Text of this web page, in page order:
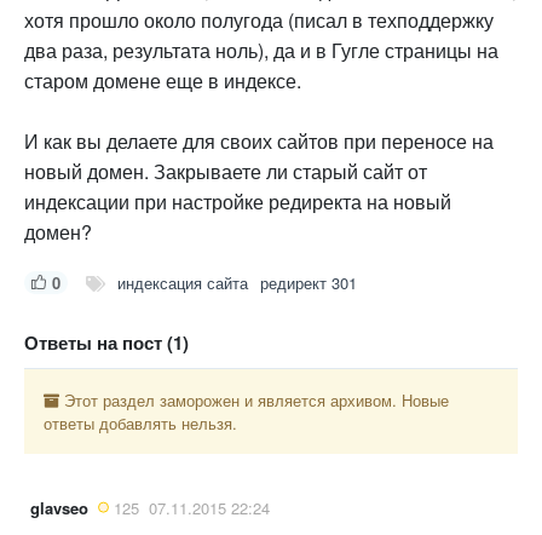
хотя прошло около полугода (писал в техподдержку
два раза, результата ноль), да и в Гугле страницы на
старом домене еще в индексе.
И как вы делаете для своих сайтов при переносе на
новый домен. Закрываете ли старый сайт от
индексации при настройке редиректа на новый
домен?
0 индексация сайта редирект 301
Ответы на пост (1)
Этот раздел заморожен и является архивом. Новые
ответы добавлять нельзя.
glavseo 125 07.11.2015 22:24